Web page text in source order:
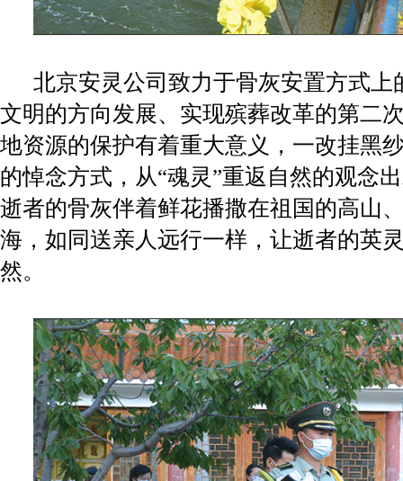
北京安灵公司致力于骨灰安置方式上
文明的方向发展、实现殡葬改革的第二
地资源的保护有着重大意义，一改挂黑
的悼念方式，从“魂灵”重返自然的观念
逝者的骨灰伴着鲜花播撒在祖国的高山
海，如同送亲人远行一样，让逝者的英
然。